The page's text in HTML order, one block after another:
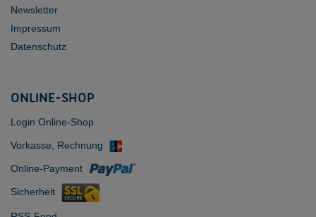
Newsletter
Impressum
Datenschutz
ONLINE-SHOP
Login Online-Shop
Vorkasse, Rechnung
Online-Payment
Sicherheit